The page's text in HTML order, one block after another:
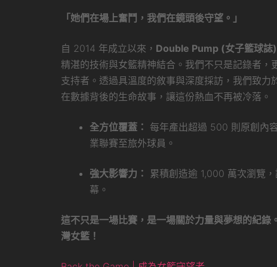
「她們在場上奮鬥，我們在鏡頭後守望。」
自 2014 年成立以來， Double Pump (女子籃球誌)
精湛的技術與女籃精神結合。我們不只是記錄者，
支持者。透過具溫度的敘事與深度採訪，我們致力
在數據背後的生命故事，讓這份熱血不再被冷落。
全方位覆蓋： 每年產出超過 500 則原創內
業聯賽至旅外球員。
強大影響力：
累積創造逾 1,000 萬次瀏覽
幕。
這不只是一場比賽，是一場關於力量與夢想的紀錄
灣女籃！